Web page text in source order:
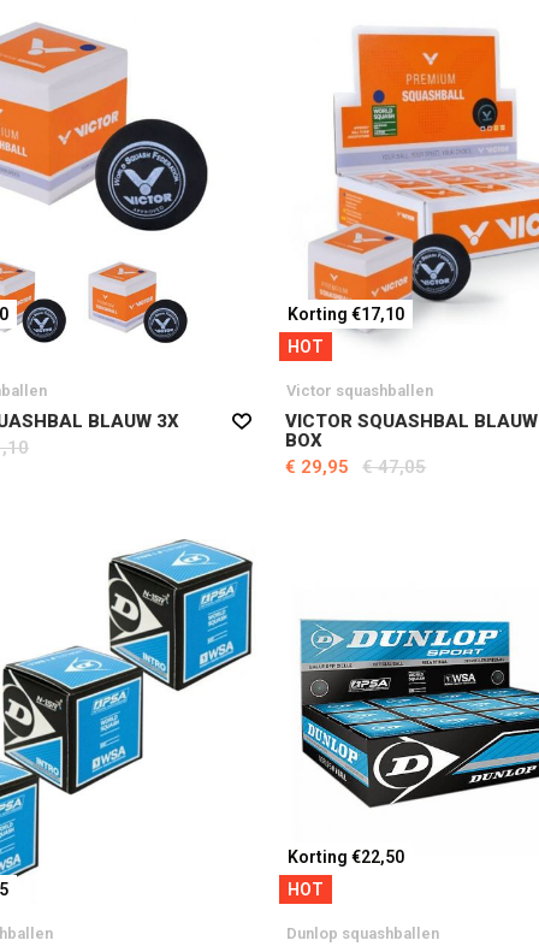
BLAUW 3X
Korting €17,10
HOT
Victor squashballen
VICTOR SQUASHBAL
BOX
€ 29,95
€ 47,05
Korting €22,50
HOT
Dunlop squashballen